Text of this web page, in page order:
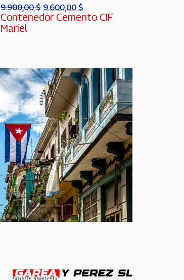
9.900,00$ 9.600,00 $
Contenedor Cemento CIF
Mariel